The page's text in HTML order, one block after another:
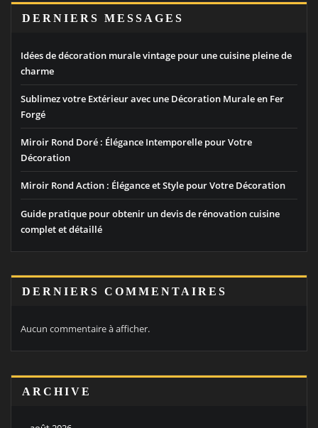
DERNIERS MESSAGES
Idées de décoration murale vintage pour une cuisine pleine de
charme
Sublimez votre Extérieur avec une Décoration Murale en Fer
Forgé
Miroir Rond Doré : Élégance Intemporelle pour Votre
Décoration
Miroir Rond Action : Élégance et Style pour Votre Décoration
Guide pratique pour obtenir un devis de rénovation cuisine
complet et détaillé
DERNIERS COMMENTAIRES
Aucun commentaire à afficher.
ARCHIVE